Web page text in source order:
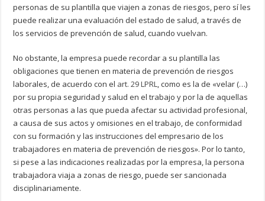
personas de su plantilla que viajen a zonas de riesgos, pero sí les
puede realizar una evaluación del estado de salud, a través de
los servicios de prevención de salud, cuando vuelvan.
No obstante, la empresa puede recordar a su plantilla las
obligaciones que tienen en materia de prevención de riesgos
laborales, de acuerdo con el art. 29 LPRL, como es la de «velar (…)
por su propia seguridad y salud en el trabajo y por la de aquellas
otras personas a las que pueda afectar su actividad profesional,
a causa de sus actos y omisiones en el trabajo, de conformidad
con su formación y las instrucciones del empresario de los
trabajadores en materia de prevención de riesgos». Por lo tanto,
si pese a las indicaciones realizadas por la empresa, la persona
trabajadora viaja a zonas de riesgo, puede ser sancionada
disciplinariamente.